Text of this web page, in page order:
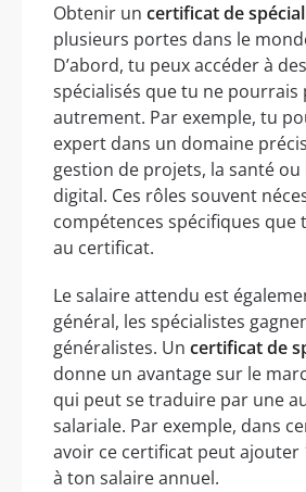
Obtenir un certificat de
plusieurs portes dans le
D’abord, tu peux accéder à
spécialisés que tu ne pourrais
autrement. Par exemple, tu
expert dans un domaine
gestion de projets, la santé
digital. Ces rôles souvent
compétences spécifiques que
au certificat.
Le salaire attendu est
général, les spécialistes
généralistes. Un certificat de
donne un avantage sur le
qui peut se traduire par une
salariale. Par exemple, dans
avoir ce certificat peut ajouter
à ton salaire annuel.